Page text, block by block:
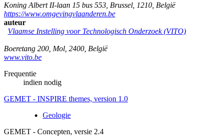
Koning Albert II-laan 15 bus 553 Brussel 1210 België
https://www.omgevingvlaanderen.be
auteur
Vlaamse Instelling voor Technologisch Onderzoek (VITO)
Boeretang 200 Mol 2400 België
www.vito.be
Frequentie
indien nodig
GEMET - INSPIRE themes, version 1.0
Geologie
GEMET - Concepten, versie 2.4